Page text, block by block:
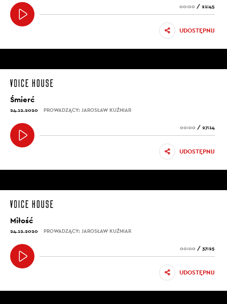
00:00 / 21:45
UDOSTĘPNIJ
Śmierć
24.12.2020 PROWADZĄCY: JAROSŁAW KUŹNIAR
00:00 / 27:14
UDOSTĘPNIJ
Miłość
24.12.2020 PROWADZĄCY: JAROSŁAW KUŹNIAR
00:00 / 37:25
UDOSTĘPNIJ